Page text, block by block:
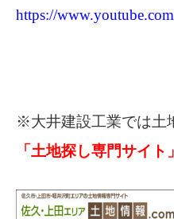
https://
※大井建設工業では土
「土地探し専門サイト